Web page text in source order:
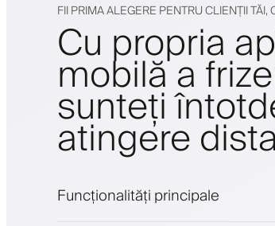
FII PRIMA ALEGERE PENTRU CLIENȚII
Cu propria
mobilă a
sunteți
atingere
Funcționalități principale